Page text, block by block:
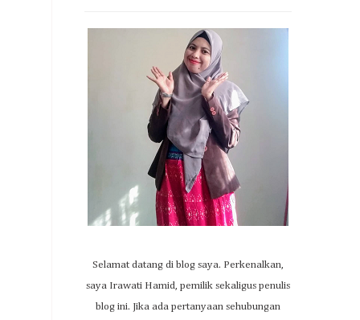
Selamat datang di blog saya. Perkenalkan,
saya Irawati Hamid, pemilik sekaligus penulis
blog ini. Jika ada pertanyaan sehubungan